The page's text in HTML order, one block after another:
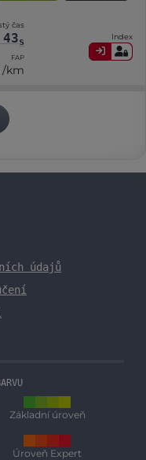
čas
s
FAP
/km
Index
údajů
Základní úroveň
Úroveň Expert